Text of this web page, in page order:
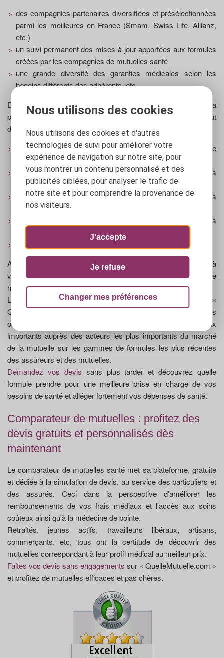
Nous utilisons des cookies
Nous utilisons des cookies et d'autres
technologies de suivi pour améliorer votre
expérience de navigation sur notre site, pour
vous montrer un contenu personnalisé et des
publicités ciblées, pour analyser le trafic de
notre site et pour comprendre la provenance de
nos visiteurs.
J'accepte
Je refuse
Changer mes préférences
des compagnies partenaires diversifiées et présélectionnées
parmi les meilleures en France (Smam, Swiss Life, Allianz,
etc.)
un suivi permanent des mises à jour apportées aux formules
créées par les compagnies de mutuelles santé
une grande diversité des garanties médicales selon les
besoins différents des adhérents, etc.
De plus, ce comparateur de mutuelles en ligne prévoit la
présentation des fiches techniques téléchargeables dans le but
de renseigner très précisément les assurés sur :
les plafonds des remboursements pratiqués avec chaque
variante de complémentaire santé
les conditions d'adhésion et de prise en charge des frais
médicaux par les assureurs
l'existence ou non de délais de carence à la souscription des
garanties
l'éventualité de profiter d'une promotion et de réaliser des
économies substantielles
etc ...
Au final, il est facile de trouver quelle mutuelle santé choisir, à
votre départ à la retraite, durant la vie active, ou à chaque
nouvelle étape de la vie courante.
L'utilité d'un comparatif mutuelles réalisé sur «
QuelleMutuelle.com » c'est que le site vous informe des
opportunités d'être mieux remboursé en cas de frais médicaux
importants auprès des acteurs les plus importants du marché
de la mutuelle sur les gammes de formules les plus récentes
des assureurs et des mutuelles.
Demandez vos devis sans plus tarder et découvrez quelle
formule prendre pour une meilleure prise en charge de vos
besoins de santé et alléger fortement vos dépenses de santé.
Comparateur de mutuelles : profitez des
devis gratuits et personnalisés dès
maintenant
Le comparateur de mutuelles santé met sa plateforme, gratuite
et dédiée à la simulation de devis, au service des particuliers et
des assurés. Ceci dans la perspective d'améliorer les
remboursements de vos frais médiaux et l'accès aux soins
coûteux ainsi qu'à la médecine de pointe.
Retraités, jeunes actifs, travailleurs libéraux, artisans,
commerçants, etc, tous ont la certitude de découvrir des
mutuelles correspondant à leur profil médical au meilleur prix.
Faites vos devis sans engagements sur « QuelleMutuelle.com »
et profitez de mutuelles efficaces et pas chères.